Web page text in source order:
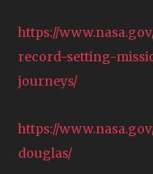
https://
record-setting-
journeys/
https://
douglas/